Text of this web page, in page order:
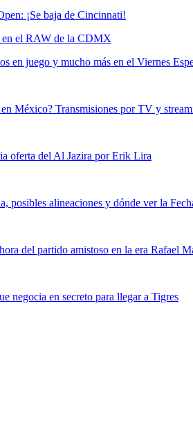
¡Se baja de Cincinnati!
en el RAW de la CDMX
en juego y mucho más en el Viernes
México? Transmisiones por TV y
oferta del Al Jazira por Erik Lira
alineaciones y dónde ver la
del partido amistoso en la era Rafael
negocia en secreto para llegar a Tigres